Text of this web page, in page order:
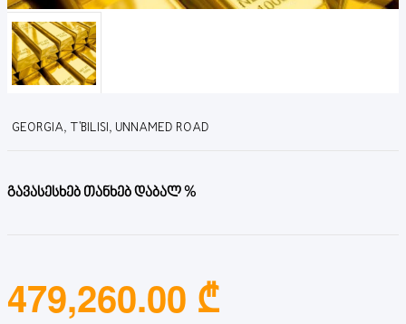
GEORGIA, T'BILISI, UNNAMED ROAD
გავასესხებ თანხებ დაბალ %
479,260.00 ₾